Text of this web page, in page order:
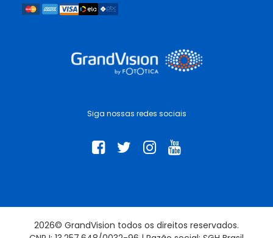
Siga nossas redes sociais
2026© GrandVision todos os direitos reservados.